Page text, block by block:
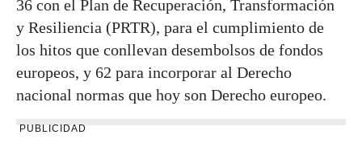
36 con el Plan de Recuperación, Transformación
y Resiliencia (PRTR), para el cumplimiento de
los hitos que conllevan desembolsos de fondos
europeos, y 62 para incorporar al Derecho
nacional normas que hoy son Derecho europeo.
PUBLICIDAD